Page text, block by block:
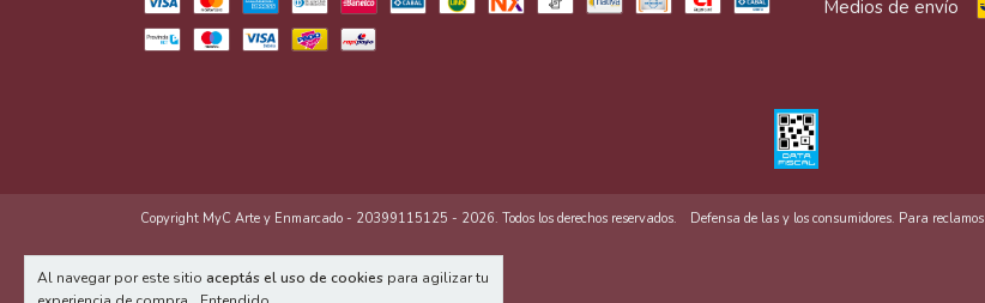
Al navegar por este sitio aceptás el uso de cookies para agilizar tu
Medios de envío
Copyright MyC Arte y Enmarcado - 20399115125 - 2026. Todos los derechos reservados. Defensa de las y los consumidores. Para reclamos